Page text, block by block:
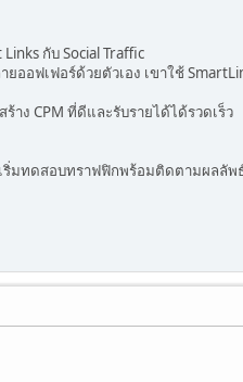
กับ Social Traffic
อฟเฟอร์ด้วยตัวเอง เขาใช้
ง CPM ที่ดีและรับรายได้ได้รวดเร็ว
ริ่มทดสอบทราฟฟิกพร้อมติดตามผลลัพ